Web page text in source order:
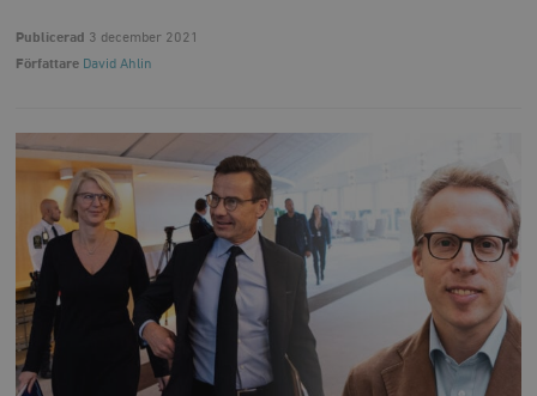
Publicerad 3 december 2021
Författare David Ahlin